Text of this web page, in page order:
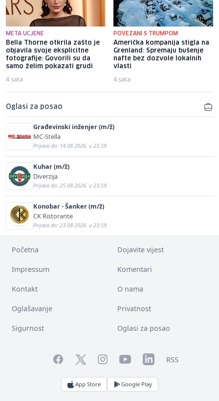
META UCJENE
Bella Thorne otkrila zašto je
objavila svoje eksplicitne
fotografije: Govorili su da
samo želim pokazati grudi
4 sata
POVEZANI S TRUMPOM
Američka kompanija stigla na
Grenland: Spremaju bušenje
nafte bez dozvole lokalnih
vlasti
4 sata
Oglasi za posao
Građevinski inženjer (m/ž)
MC-Stella
Prijava do: 14.08.2026. u 23:59
Kuhar (m/ž)
Diverzija
Prijava do: 25.08.2026. u 23:59
Konobar - Šanker (m/ž)
CK Ristorante
Prijava do: 23.08.2026. u 23:59
Početna Dojavite vijest
Impressum Komentari
Kontakt O nama
Oglašavanje Privatnost
Sigurnost Oglasi za posao
FacebookTwitterInstagramYouTubeLinkedInRSS
App Store Google Play